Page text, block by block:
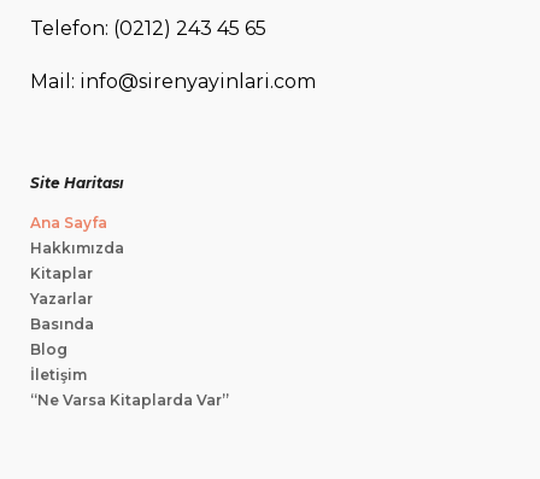
Telefon: (0212) 243 45 65
Mail: info@sirenyayinlari.com
Site Haritası
Ana Sayfa
Hakkımızda
Kitaplar
Yazarlar
Basında
Blog
İletişim
“Ne Varsa Kitaplarda Var”